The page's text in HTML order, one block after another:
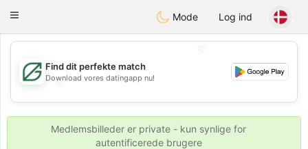
GulfDating
Toggle
Mode Log ind
💖
💕
💕
Find dit perfekte match
Download vores datingapp nu!
Medlemsbilleder er private - kun synlige for
autentificerede brugere